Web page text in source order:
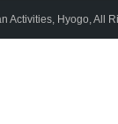
Activities, Hyogo, All